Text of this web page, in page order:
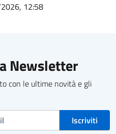
12:58
Newsletter
con le ultime novità e gli